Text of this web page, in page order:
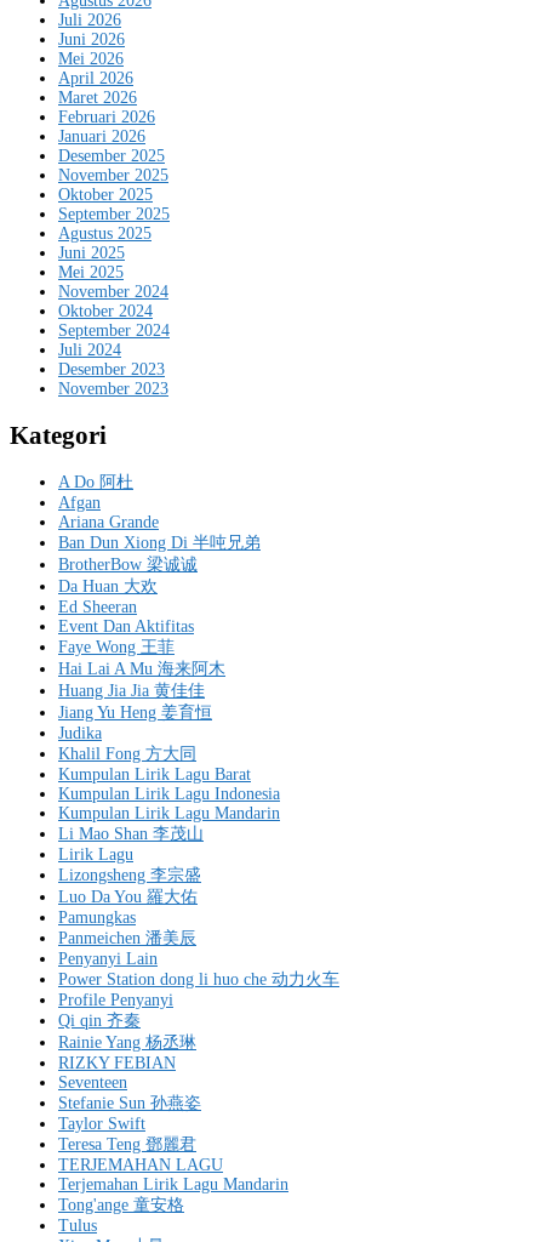
Juli 2026
Juni 2026
Mei 2026
April 2026
Maret 2026
Februari 2026
Januari 2026
Desember 2025
November 2025
Oktober 2025
September 2025
Agustus 2025
Juni 2025
Mei 2025
November 2024
Oktober 2024
September 2024
Juli 2024
Desember 2023
November 2023
Kategori
A Do 阿杜
Afgan
Ariana Grande
Ban Dun Xiong Di 半吨兄弟
BrotherBow 梁诚诚
Da Huan 大欢
Ed Sheeran
Event Dan Aktifitas
Faye Wong 王菲
Hai Lai A Mu 海来阿木
Huang Jia Jia 黄佳佳
Jiang Yu Heng 姜育恒
Judika
Khalil Fong 方大同
Kumpulan Lirik Lagu Barat
Kumpulan Lirik Lagu Indonesia
Kumpulan Lirik Lagu Mandarin
Li Mao Shan 李茂山
Lirik Lagu
Lizongsheng 李宗盛
Luo Da You 羅大佑
Pamungkas
Panmeichen 潘美辰
Penyanyi Lain
Power Station dong li huo che 动力火车
Profile Penyanyi
Qi qin 齐秦
Rainie Yang 杨丞琳
RIZKY FEBIAN
Seventeen
Stefanie Sun 孙燕姿
Taylor Swift
Teresa Teng 鄧麗君
TERJEMAHAN LAGU
Terjemahan Lirik Lagu Mandarin
Tong'ange 童安格
Tulus